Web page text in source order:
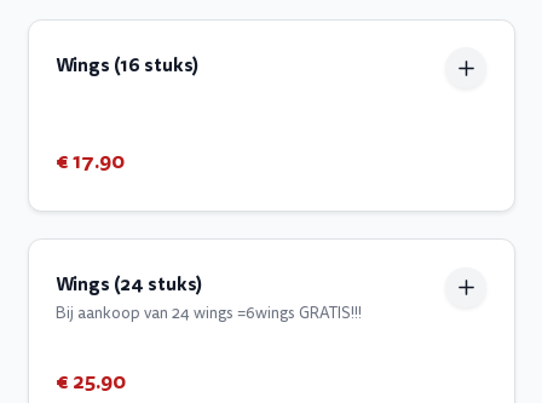
Wings (16 stuks)
€ 17.90
Wings (24 stuks)
Bij aankoop van 24 wings =6wings GRATIS!!!
€ 25.90